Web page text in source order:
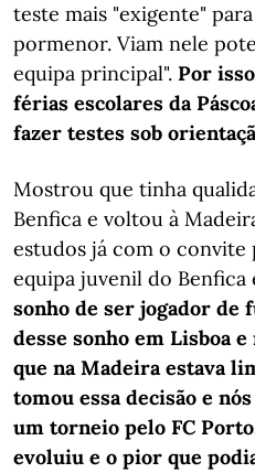
teste mais "exigente"
pormenor. Viam nele
equipa principal". Por
férias escolares da
fazer testes sob
Mostrou que tinha
Benfica e voltou à
estudos já com o convite
equipa juvenil do Benfica
sonho de ser jogador de
desse sonho em Lisboa
que na Madeira estava
tomou essa decisão e
um torneio pelo FC
evoluiu e o pior que